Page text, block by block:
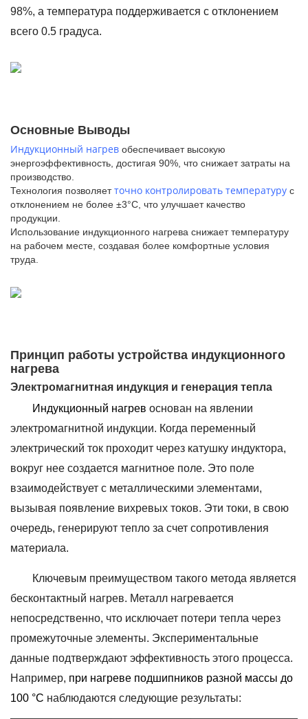
98%, а температура поддерживается с отклонением
всего 0.5 градуса.
Основные Выводы
Индукционный нагрев обеспечивает высокую
энергоэффективность, достигая 90%, что снижает затраты на
производство.
Технология позволяетточно контролировать температуру с
отклонением не более ±3°С, что улучшает качество
продукции.
Использование индукционного нагрева снижает температуру
на рабочем месте, создавая более комфортные условия
труда.
Принцип работы устройства индукционного
нагрева
Электромагнитная индукция и генерация тепла
Индукционный нагрев основан на явлении
электромагнитной индукции. Когда переменный
электрический ток проходит через катушку индуктора,
вокруг нее создается магнитное поле. Это поле
взаимодействует с металлическими элементами,
вызывая появление вихревых токов. Эти токи, в свою
очередь, генерируют тепло за счет сопротивления
материала.
Ключевым преимуществом такого метода является
бесконтактный нагрев. Металл нагревается
непосредственно, что исключает потери тепла через
промежуточные элементы. Экспериментальные
данные подтверждают эффективность этого процесса.
Например, при нагреве подшипников разной массы до
100 °C наблюдаются следующие результаты: